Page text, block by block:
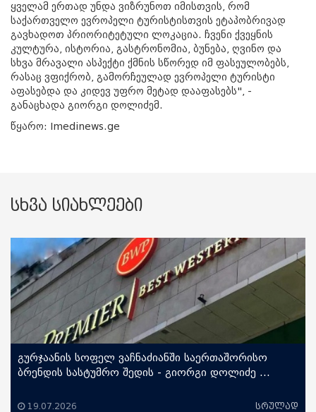
ყველამ ერთად უნდა ვიზრუნოთ იმისთვის, რომ
საქართველო ევროპელი ტურისტისთვის ეტაპობრივად
გავხადოთ პრიორიტეტული ლოკაცია. ჩვენი ქვეყნის
კულტურა, ისტორია, გასტრონომია, ბუნება, ღვინო და
სხვა მრავალი ასპექტი ქმნის სწორედ იმ ფასეულობებს,
რასაც ვფიქრობ, გამორჩეულად ევროპელი ტურისტი
აფასებდა და კიდევ უფრო მეტად დააფასებს", -
განაცხადა გიორგი დოლიძემ.
წყარო: Imedinews.ge
სხვა სიახლეები
გურჯაანის სოფელ ვაჩნაძიანში საერთაშორისო
ბრენდის სასტუმრო შედის - გიორგი დოლიძე ...
19.07.2026 სრულად